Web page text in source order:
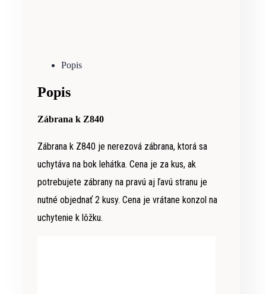
Popis
Popis
Zábrana k Z840
Zábrana k Z840 je nerezová zábrana, ktorá sa
uchytáva na bok lehátka. Cena je za kus, ak
potrebujete zábrany na pravú aj ľavú stranu je
nutné objednať 2 kusy. Cena je vrátane konzol na
uchytenie k lôžku.